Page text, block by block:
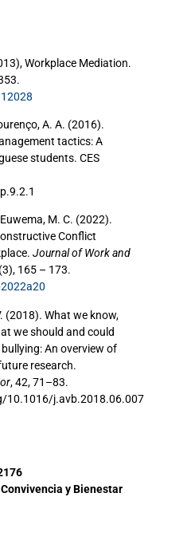
Workplace Mediation.
A. A. (2016).
tactics: A
students. CES
M. C. (2022).
Conflict
Journal of Work and
165 – 173.
(2018). What we know,
we should and could
An overview of
research.
, 42, 71–83.
j.avb.2018.06.007
y Bienestar